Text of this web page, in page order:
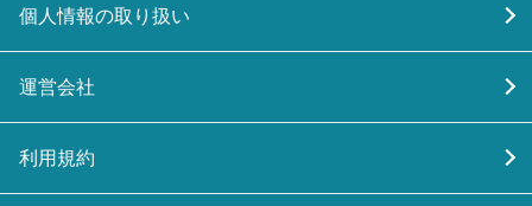
個人情報の取り扱い
運営会社
利用規約